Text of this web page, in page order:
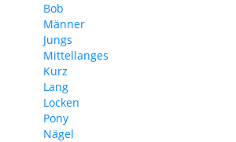
Bob
Männer
Jungs
Mittellanges
Kurz
Lang
Locken
Pony
Nägel